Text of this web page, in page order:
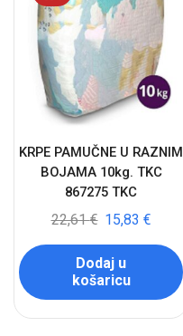
KRPE PAMUČNE U RAZNIM
BOJAMA 10kg. TKC
867275 TKC
22,61€ 15,83 €
Dodaj u
košaricu